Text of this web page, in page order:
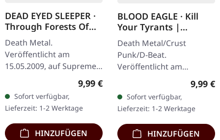
DEAD EYED SLEEPER ·
Through Forests Of
Nonentities | CD
Death Metal.
Veröffentlicht am
15.05.2009, auf Supreme
Chaos Records. CD im
Jewelcase mit 16-seitigem
Booklet. Was passiert,
wenn man die…
Regulärer Preis:
9,99 €
Sofort verfügbar,
Lieferzeit: 1-2 Werktage
HINZUFÜGEN
BLOOD EAGLE · Kill
Your Tyrants |
SPLATTER 7" EP
Death Metal/Crust
Punk/D-Beat.
Veröffentlicht am
27.06.2014, auf Supreme
Chaos Records. Weiße,
schwere 7" Vinyl-EP mit
roten Splattern im
dicken…
9,99 €
Sofort verfügbar,
Lieferzeit: 1-2 Werktage
HINZUFÜGEN